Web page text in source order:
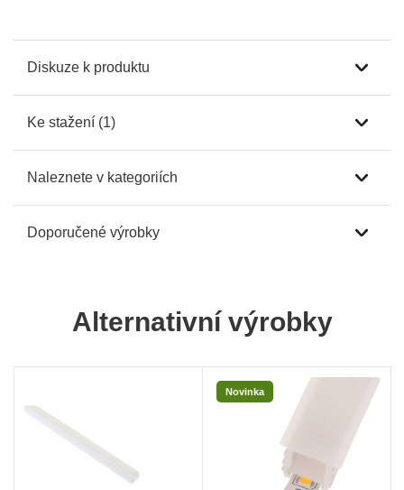
Diskuze k produktu
Ke stažení (1)
Naleznete v kategoriích
Doporučené výrobky
Alternativní výrobky
Novinka